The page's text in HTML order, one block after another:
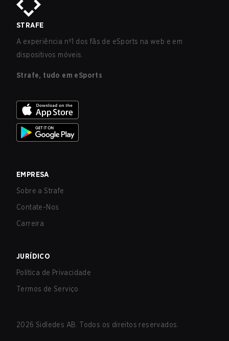
STRAFE
A experiência nº1 dos fãs de eSports na web e em
dispositivos móveis.
Strafe, tudo em eSports
EMPRESA
Sobre a Strafe
Contate-Nos
Carreira
JURÍDICO
Política de Privacidade
Termos de Serviço
2026 Sidledes AB. Todos os direitos reservados.